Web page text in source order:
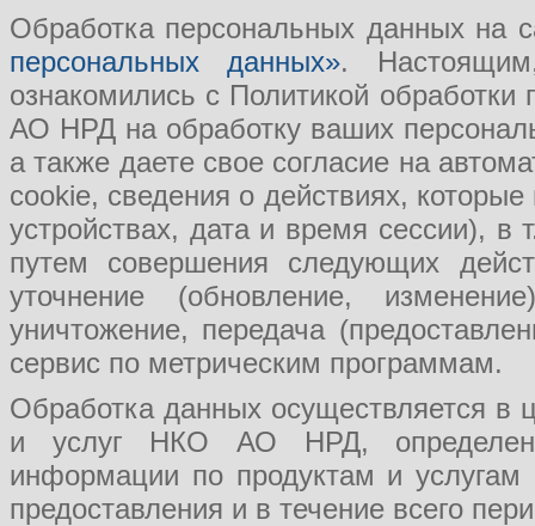
Обработка персональных данных на
персональных данных».
ознакомились с Политикой
АО НРД на обработку ваших
а также даете свое согласие на
cookie, сведения о действиях,
устройствах, дата и время сессии), в
путем совершения следующих
уточнение (обновление,
уничтожение, передача
сервис по метрическим программам.
Обработка данных осуществляется в
и услуг НКО АО НРД, определения
информации по продуктам и
предоставления и в течение всего